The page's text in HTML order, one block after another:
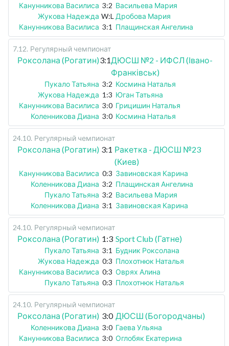
Канунникова Василиса 3:2 Васильева Мария
Жукова Надежда W:L Дробова Мария
Канунникова Василиса 3:1 Плащинская Ангелина
7.12. Регулярный чемпионат
Роксолана (Рогатин)3:1 ДЮСШ №2 - ИФСЛ (Івано-
Франківськ)
Пукало Татьяна 3:2 Космина Наталья
Жукова Надежда 1:3 Юган Татьяна
Канунникова Василиса 3:0 Грицишин Наталья
Коленникова Диана 3:0 Космина Наталья
24.10. Регулярный чемпионат
Роксолана (Рогатин) 3:1 Ракетка - ДЮСШ №23
(Киев)
Канунникова Василиса 0:3 Завиновская Карина
Коленникова Диана 3:2 Плащинская Ангелина
Пукало Татьяна 3:2 Васильева Мария
Коленникова Диана 3:1 Завиновская Карина
24.10. Регулярный чемпионат
Роксолана (Рогатин) 1:3 Sport Club (Гатне)
Пукало Татьяна 3:1 Будник Роксолана
Жукова Надежда 0:3 Плохотнюк Наталья
Канунникова Василиса 0:3 Оврях Алина
Пукало Татьяна 0:3 Плохотнюк Наталья
24.10. Регулярный чемпионат
Роксолана (Рогатин) 3:0 ДЮСШ (Богородчаны)
Коленникова Диана 3:0 Гаева Ульяна
Канунникова Василиса 3:0 Оглобяк Екатерина